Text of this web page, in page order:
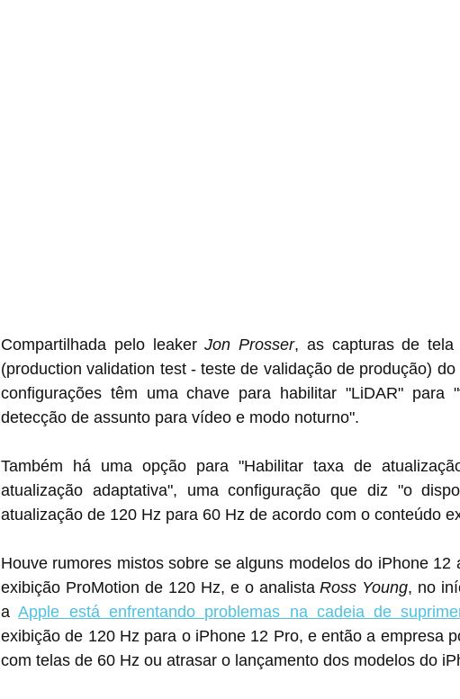
Compartilhada pelo leaker Jon Prosser, as capturas de tela
(production validation test - teste de validação de produção)
configurações têm uma chave para habilitar "LiDAR" para
detecção de assunto para vídeo e modo noturno".
Também há uma opção para "Habilitar taxa de
atualização adaptativa", uma configuração que diz "o
atualização de 120 Hz para 60 Hz de acordo com o conteúdo
Houve rumores mistos sobre se alguns modelos do ‌iPhone 12‌ apresentarão a tecnologia de
exibição ProMotion de 120 Hz, e o analista Ross Young, no
a Apple está enfrentando problemas na cadeia de
exibição de 120 Hz para o ‌iPhone 12‌ Pro, e então a empresa poderia optar por apresentá-lo